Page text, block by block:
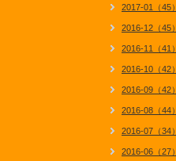
2017-01（45）
2016-12（45）
2016-11（41）
2016-10（42）
2016-09（42）
2016-08（44）
2016-07（34）
2016-06（27）